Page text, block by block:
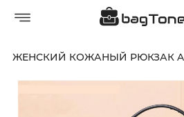
ЖЕНСКИЙ КОЖАНЫЙ РЮКЗАК